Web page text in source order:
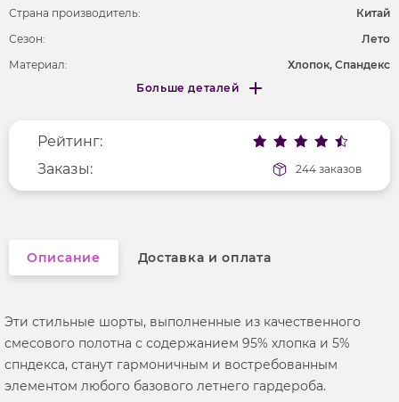
Страна производитель:
Китай
Сезон:
Лето
Материал:
Хлопок, Спандекс
Фактура материала
текстильный
Больше деталей
Меньше деталей
Рейтинг:
Заказы:
244 заказов
Описание Доставка и оплата
Эти стильные шорты, выполненные из качественного
смесового полотна с содержанием 95% хлопка и 5%
спндекса, станут гармоничным и востребованным
элементом любого базового летнего гардероба.